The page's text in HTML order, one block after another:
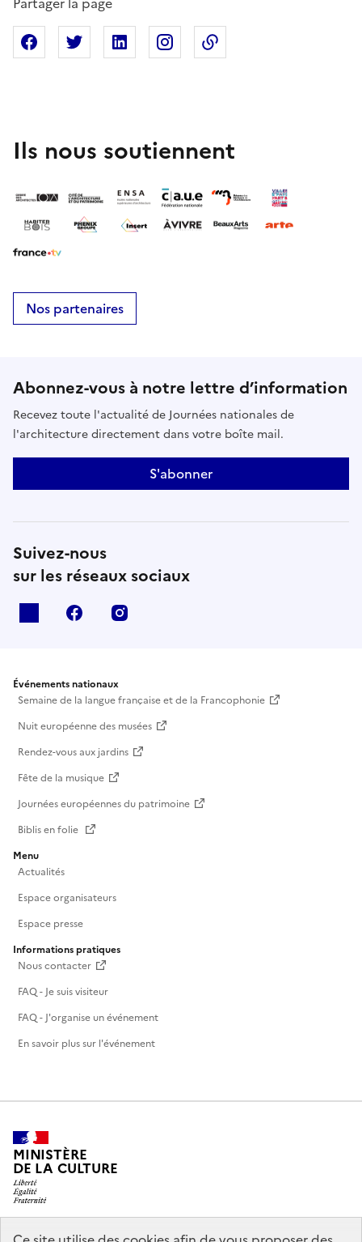
Partager sur Facebook
Partager sur XPartager sur Linkedin
Partager sur Instagram
Ils nous soutiennent
Nos partenaires
Abonnez-vous à notre lettre d’information
Recevez toute l'actualité de Journées nationales de
l'architecture directement dans votre boîte mail.
S'abonner
Suivez-nous
sur les réseaux sociaux
facebook
Événements nationaux
Semaine de la langue française et de la Francophonie
Nuit européenne des musées
Rendez-vous aux jardins
Fête de la musique
Journées européennes du patrimoine
Biblis en folie
Menu
Actualités
Espace organisateurs
Espace presse
Informations pratiques
Nous contacter
FAQ - Je suis visiteur
FAQ - J'organise un événement
En savoir plus sur l'événement
MINISTÈRE
DE LA CULTURE